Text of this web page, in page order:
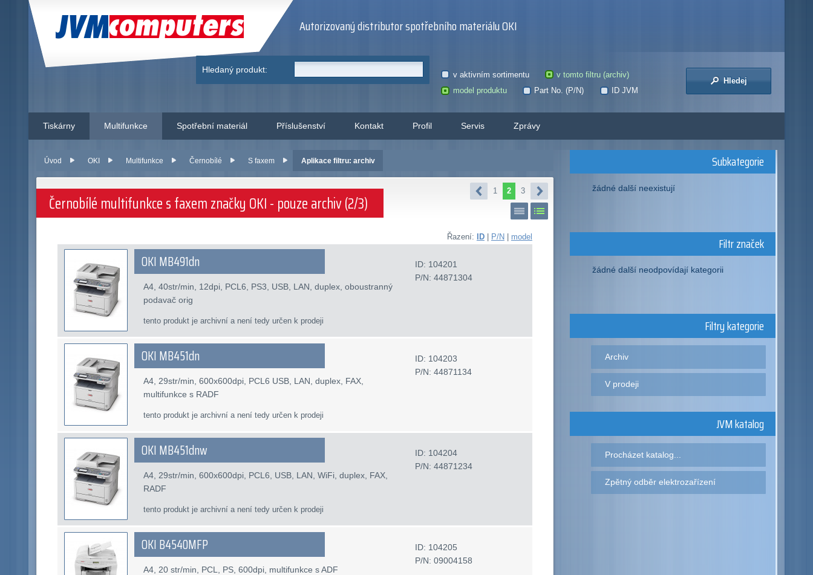
JVM Computers Autorizovaný distributor spotřebního materiálu OKI
Hledaný produkt:
v aktivním sortimentu
v tomto filtru (archiv)
model produktu
Part No. (P/N) ID JVM
Hledej
Tiskárny Multifunkce Spotřební materiál Příslušenství Kontakt Profil Servis Zprávy
Úvod OKI Multifunkce Černobílé S faxem Aplikace filtru: archiv
1 2 3
Černobílé multifunkce s faxem značky OKI - pouze archiv (2/3)
Řazení: ID| P/N| model
OKI MB491dn
A4, 40str/min, 12dpi, PCL6, PS3, USB, LAN, duplex, oboustranný
podavač orig
tento produkt je archivní a není tedy určen k prodeji
ID: 104201
P/N: 44871304
OKI MB451dn
A4, 29str/min, 600x600dpi, PCL6 USB, LAN, duplex, FAX,
multifunkce s RADF
tento produkt je archivní a není tedy určen k prodeji
ID: 104203
P/N: 44871134
OKI MB451dnw
A4, 29str/min, 600x600dpi, PCL6, USB, LAN, WiFi, duplex, FAX,
RADF
tento produkt je archivní a není tedy určen k prodeji
ID: 104204
P/N: 44871234
OKI B4540MFP
A4, 20 str/min, PCL, PS, 600dpi, multifunkce s ADF
ID: 104205
P/N: 09004158
Subkategorie
žádné další neexistují
Filtr značek
žádné další neodpovídají kategorii
Filtry kategorie
Archiv
V prodeji
JVM katalog
Procházet katalog...
Zpětný odběr elektrozařízení